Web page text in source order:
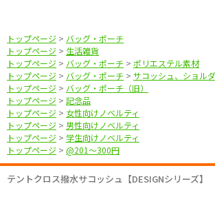
トップページ > バッグ・ポーチ
トップページ > 生活雑貨
トップページ > バッグ・ポーチ > ポリエステル素材
トップページ > バッグ・ポーチ > サコッシュ、ショル
トップページ > バッグ・ポーチ（旧）
トップページ > 記念品
トップページ > 女性向けノベルティ
トップページ > 男性向けノベルティ
トップページ > 学生向けノベルティ
トップページ > @201〜300円
テントクロス撥水サコッシュ【DESIGNシリーズ】